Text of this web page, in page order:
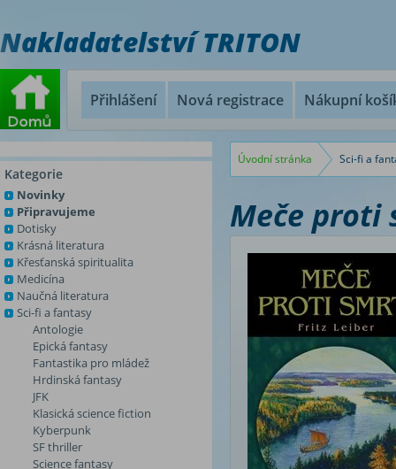
Nakladatelství TRITON
Přihlášení Nová registrace Nákupní
Kategorie
Novinky
Připravujeme
Dotisky
Krásná literatura
Křesťanská spiritualita
Medicína
Naučná literatura
Sci-fi a fantasy
Antologie
Epická fantasy
Fantastika pro mládež
Hrdinská fantasy
JFK
Klasická science fiction
Kyberpunk
SF thriller
Science fantasy
Úvodní stránka Sci-fi a
Meče proti